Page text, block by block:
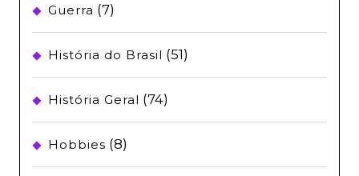
Guerra (7)
História do Brasil (51)
História Geral (74)
Hobbies (8)